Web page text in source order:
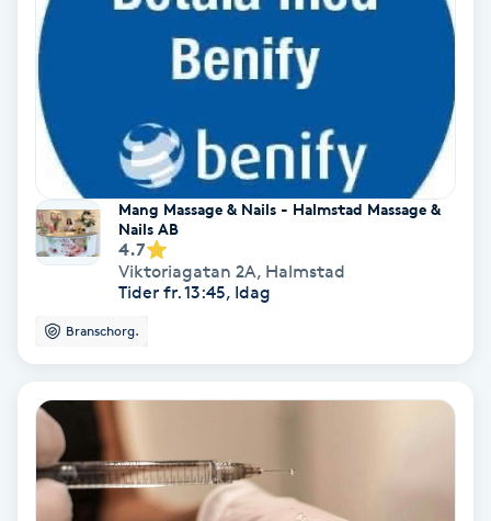
Katun fransar
Kemisk peeling
Keratinbehandling
Kinesiologi
Kinesisk medicin
Kiropraktik
Klippning
Klippning & Slingor
Mang Massage & Nails - Halmstad Massage &
Nails AB
4.7
Viktoriagatan 2A, Halmstad
Tider fr. 13:45, Idag
Branschorg.